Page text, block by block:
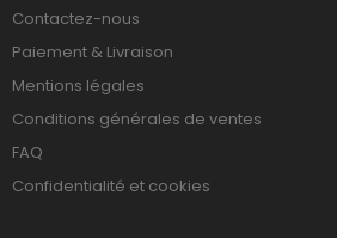
Contactez-nous
Paiement & Livraison
Mentions légales
Conditions générales de ventes
FAQ
Confidentialité et cookies